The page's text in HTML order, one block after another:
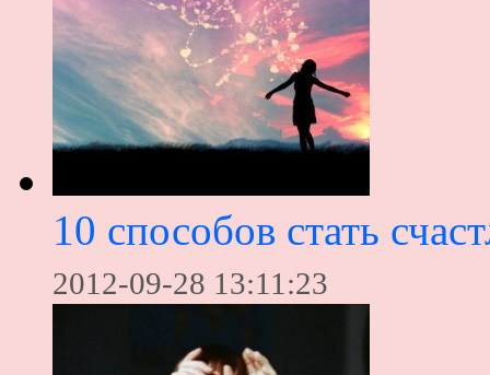
10 способов стать
2012-09-28 13:11:23